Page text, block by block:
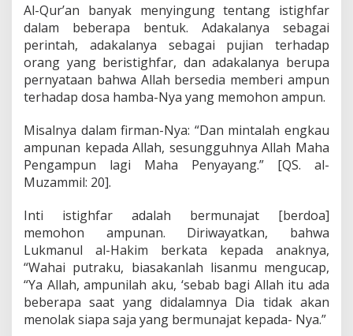
Al-Qur’an banyak menyingung tentang istighfar
dalam beberapa bentuk. Adakalanya sebagai
perintah, adakalanya sebagai pujian terhadap
orang yang beristighfar, dan adakalanya berupa
pernyataan bahwa Allah bersedia memberi ampun
terhadap dosa hamba-Nya yang memohon ampun.
Misalnya dalam firman-Nya: “Dan mintalah engkau
ampunan kepada Allah, sesungguhnya Allah Maha
Pengampun lagi Maha Penyayang.” [QS. al-
Muzammil: 20].
Inti istighfar adalah bermunajat [berdoa]
memohon ampunan. Diriwayatkan, bahwa
Lukmanul al-Hakim berkata kepada anaknya,
“Wahai putraku, biasakanlah lisanmu mengucap,
“Ya Allah, ampunilah aku, ‘sebab bagi Allah itu ada
beberapa saat yang didalamnya Dia tidak akan
menolak siapa saja yang bermunajat kepada- Nya.”